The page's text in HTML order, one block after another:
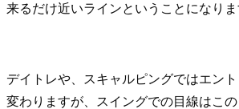
来るだけ近いラインということになりま
デイトレや、スキャルピングではエン
変わりますが、スイングでの目線はこ